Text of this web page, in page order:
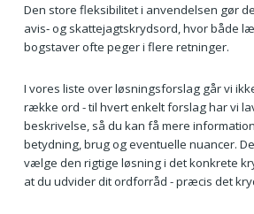
Den store fleksibilitet i anvendelsen gør
avis‑ og skattejagtskrydsord, hvor både
bogstaver ofte peger i flere retninger.
I vores liste over løsningsforslag går vi
række ord - til hvert enkelt forslag har vi
beskrivelse, så du kan få mere
betydning, brug og eventuelle nuancer.
vælge den rigtige løsning i det konkrete
at du udvider dit ordforråd - præcis det